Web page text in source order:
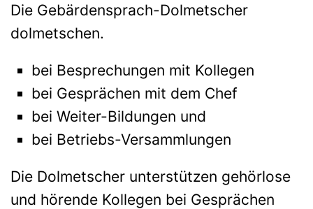
Die Gebärdensprach-Dolmetscher
dolmetschen.
bei Besprechungen mit Kollegen
bei Gesprächen mit dem Chef
bei Weiter-Bildungen und
bei Betriebs-Versammlungen
Die Dolmetscher unterstützen gehörlose
und hörende Kollegen bei Gesprächen